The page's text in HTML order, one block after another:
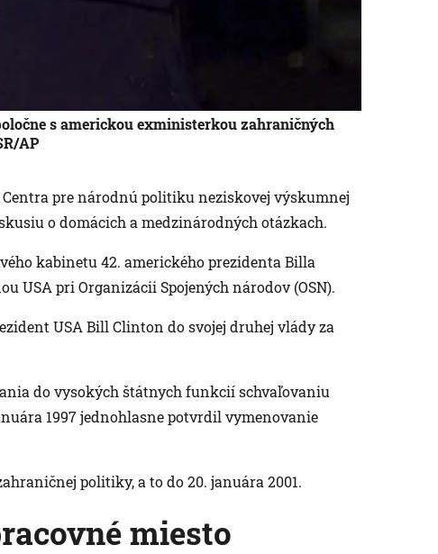
s americkou exministerkou zahraničných
AP
pre národnú politiku neziskovej výskumnej
o domácich a medzinárodných otázkach.
kabinetu 42. amerického prezidenta Billa
USA pri Organizácii Spojených národov (OSN).
USA Bill Clinton do svojej druhej vlády za
do vysokých štátnych funkcií schvaľovaniu
1997 jednohlasne potvrdil vymenovanie
politiky, a to do 20. januára 2001.
miesto